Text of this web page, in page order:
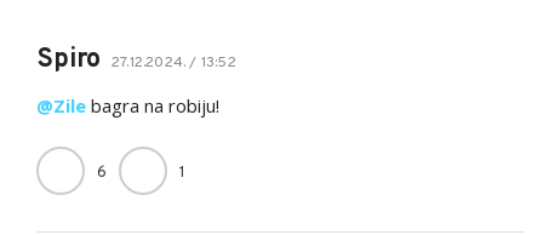
Spiro 27.12.2024. / 13:52
@Zile bagra na robiju!
6 1